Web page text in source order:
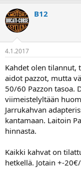
B12
4.1.2017
Kahdet olen tilannut,
aidot pazzot, mutta
50/60 Pazzon tasoa.
viimeistelyltään
Jarrukahvan
kantamaan. Laitoin
hinnasta.
Kaikki kahvat on
hetkellä. Jotain +-